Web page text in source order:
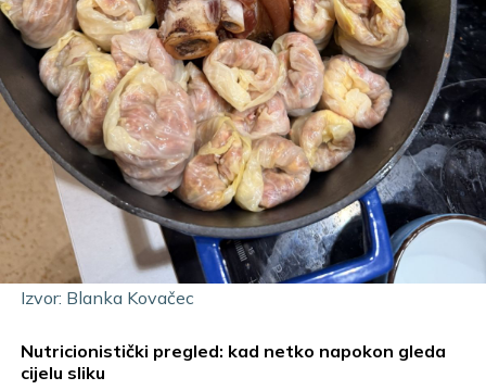
Izvor: Blanka Kovačec
Nutricionistički pregled: kad netko napokon gleda
cijelu sliku